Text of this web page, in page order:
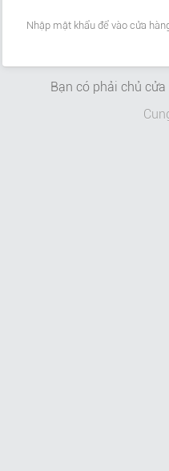
Nhập mật khẩu để vào cửa
Bạn có phải chủ